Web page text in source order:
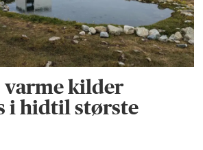
varme kilder
i hidtil største